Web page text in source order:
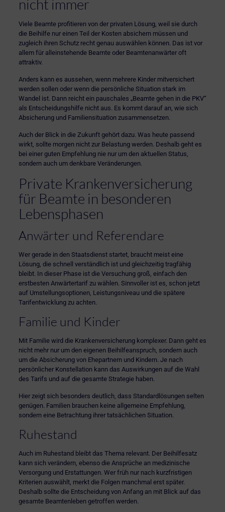
nicht immer
Viele Beamte profitieren von der privaten Lösung, weil sie durch
die Beihilfe nur einen Teil der Kosten absichern müssen und
zugleich ihren Schutz recht genau auswählen können. Das ist vor
allem für alleinstehende Beamte oder Beamtenanwärter oft
attraktiv.
Anders kann es aussehen, wenn mehrere Kinder mitversichert
werden sollen oder wenn die persönliche Situation stark im
Wandel ist. Dann reicht ein pauschales „Beamte gehen in die PKV“
als Entscheidungshilfe nicht aus. Es kommt darauf an, wie sich
Absicherung und Familiensituation zusammensetzen.
Auch der Blick in die Zukunft gehört dazu. Was heute passend
wirkt, sollte morgen nicht zur Belastung werden. Deshalb geht es
bei einer guten Empfehlung nie nur um den aktuellen Status,
sondern auch um denkbare Veränderungen.
Private Krankenversicherung
für Beamte in besonderen
Lebensphasen
Anwärter und Referendare
Wer gerade in den Staatsdienst startet, braucht meist eine
Lösung, die schnell verständlich ist und gleichzeitig tragfähig
bleibt. In dieser Phase ist die Versuchung groß, einfach den
erstbesten Anwärtertarif zu wählen. Sinnvoller ist es, schon jetzt
auf Umstellungsoptionen, Leistungsniveau und die spätere
Tarifentwicklung zu achten.
Familie und Kinder
Mit Familie wird die Krankenversicherung komplexer. Dann geht es
nicht mehr nur um den eigenen Beihilfeanspruch, sondern auch
um die Absicherung von Ehepartnern und Kindern. Je nach
persönlicher Konstellation kann das Auswirkungen auf die Wahl
des Tarifs und auf die gesamte Strategie haben.
Hier zeigt sich besonders deutlich, dass Standardlösungen selten
genügen. Familien brauchen keine allgemeine Empfehlung,
sondern eine Betrachtung ihrer tatsächlichen Situation.
Ruhestand
Auch im Ruhestand bleibt das Thema relevant. Der Beihilfesatz
kann sich verändern, ebenso die Ansprüche an medizinische
Versorgung und Erstattungen. Wer früh nur nach kurzfristigen
Kriterien auswählt, merkt die Folgen manchmal erst später.
Deshalb sollte die Entscheidung von Anfang an mit Blick auf das
gesamte Beamtenleben getroffen werden.